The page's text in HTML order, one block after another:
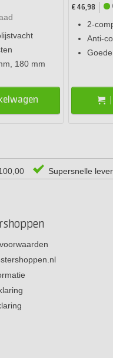
180 mm
€ 46,98
2-
Anti-
Supersnelle